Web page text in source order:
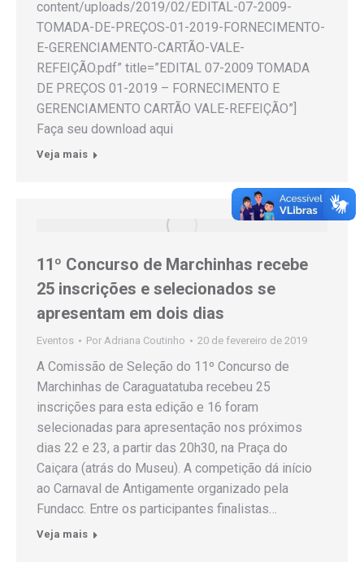
content/uploads/2019/02/EDITAL-07-2009-
TOMADA-DE-PREÇOS-01-2019-FORNECIMENTO-
E-GERENCIAMENTO-CARTÃO-VALE-
REFEIÇÃO.pdf” title=”EDITAL 07-2009 TOMADA
DE PREÇOS 01-2019 – FORNECIMENTO E
GERENCIAMENTO CARTÃO VALE-REFEIÇÃO”]
Faça seu download aqui
Veja mais
11º Concurso de Marchinhas recebe
25 inscrições e selecionados se
apresentam em dois dias
Eventos Por Adriana Coutinho 20 de fevereiro de 2019
A Comissão de Seleção do 11º Concurso de
Marchinhas de Caraguatatuba recebeu 25
inscrições para esta edição e 16 foram
selecionadas para apresentação nos próximos
dias 22 e 23, a partir das 20h30, na Praça do
Caiçara (atrás do Museu). A competição dá início
ao Carnaval de Antigamente organizado pela
Fundacc. Entre os participantes finalistas…
Veja mais